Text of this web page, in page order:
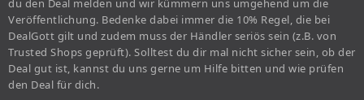
du den Deal melden und wir kümmern uns umgehend um die
Veröffentlichung. Bedenke dabei immer die 10% Regel, die bei
DealGott gilt und zudem muss der Händler seriös sein (z.B. von
Trusted Shops geprüft). Solltest du dir mal nicht sicher sein, ob der
Deal gut ist, kannst du uns gerne um Hilfe bitten und wie prüfen
den Deal für dich.